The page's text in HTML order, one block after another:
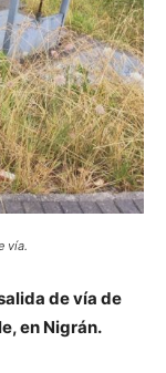
vía.
de vía de
en Nigrán.